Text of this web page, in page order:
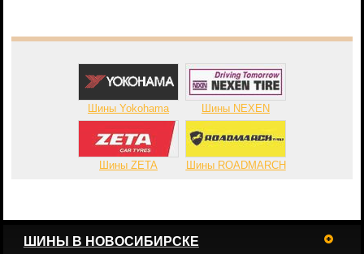
Шины Yokohama Шины NEXEN
Шины ZETA Шины ROADMARCH
ШИНЫ В НОВОСИБИРСКЕ